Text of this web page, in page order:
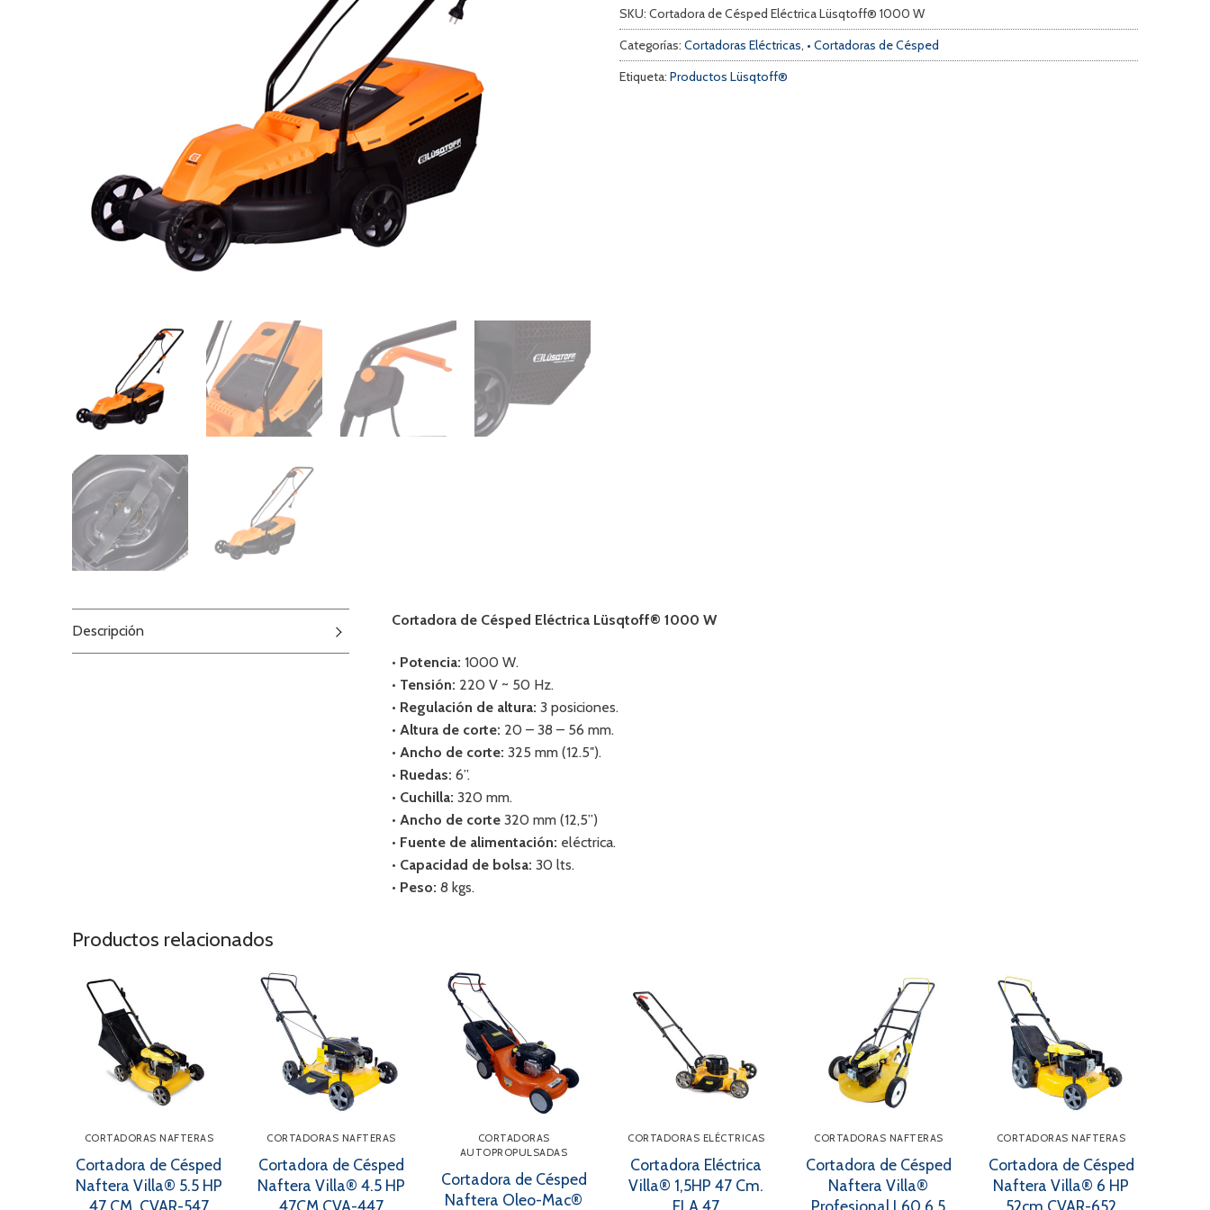
Servicio Técnico
Contacto
Búsqueda
de
productos
SKU: Cortadora de Césped Eléctrica Lüsqtoff® 1000 W
Categorías: Cortadoras Eléctricas, • Cortadoras de Césped
Etiqueta: Productos Lüsqtoff®
Descripción
Cortadora de Césped Eléctrica Lüsqtoff® 1000 W
• Potencia: 1000 W.
• Tensión: 220 V ~ 50 Hz.
• Regulación de altura: 3 posiciones.
• Altura de corte: 20 – 38 – 56 mm.
• Ancho de corte: 325 mm (12.5″).
• Ruedas: 6”.
• Cuchilla: 320 mm.
• Ancho de corte 320 mm (12,5’’)
• Fuente de alimentación: eléctrica.
• Capacidad de bolsa: 30 lts.
• Peso: 8 kgs.
Productos relacionados
CORTADORAS NAFTERAS
Cortadora de Césped
Naftera Villa® 5.5 HP
CORTADORAS NAFTERAS
Cortadora de Césped
Naftera Villa® 4.5 HP
CORTADORAS
AUTOPROPULSADAS
Cortadora de Césped
Naftera Oleo-Mac®
CORTADORAS ELÉCTRICAS
Cortadora Eléctrica
Villa® 1,5HP 47 Cm.
CORTADORAS NAFTERAS
Cortadora de Césped
Naftera Villa®
CORTADORAS NAFTERAS
Cortadora de Césped
Naftera Villa® 6 HP